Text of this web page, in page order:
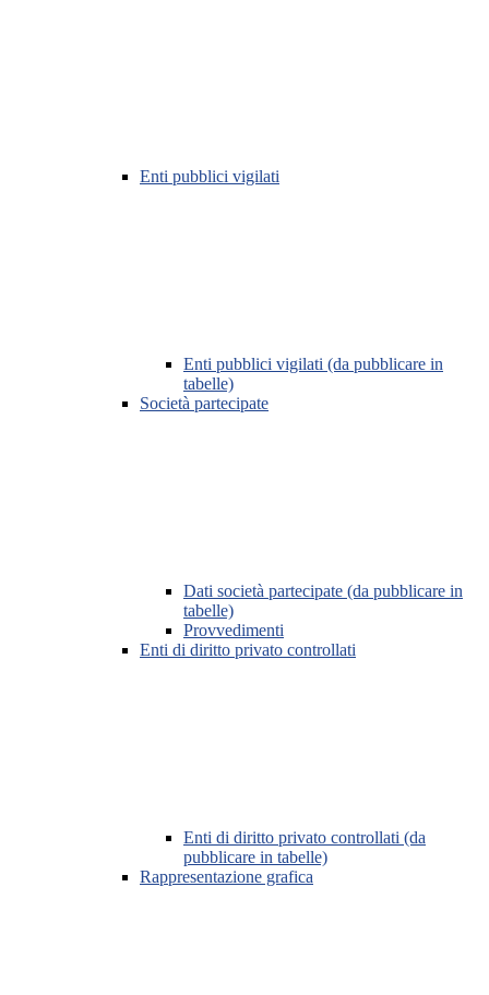
Enti pubblici vigilati
Enti pubblici vigilati (da pubblicare in
tabelle)
Società partecipate
Dati società partecipate (da pubblicare in
tabelle)
Provvedimenti
Enti di diritto privato controllati
Enti di diritto privato controllati (da
pubblicare in tabelle)
Rappresentazione grafica